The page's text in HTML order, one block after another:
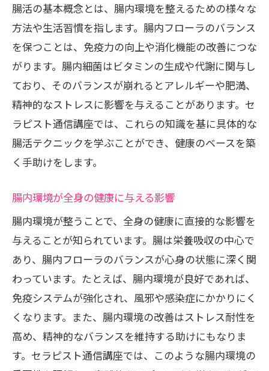
講座で使用する教材とサポート体制
現代のニーズに応えるカリキュラムの特
徴
現代人必見！セラピスト通信講座で習得する
腸活の最新テクニック
最新の腸活テクニックとその効果
科学的根拠に基づく腸活のアプローチ
セラピスト通信講座で学べる新しい実践
腸活技術の進化と現代の活用方法
受講者が身につけるスキルと知識
日常生活に応用できる最新テクニック
セラピスト通信講座を受講して得られる腸活
のメリットと効果
腸活がもたらす健康面でのメリット
美容効果としての腸活の重要性
ストレス軽減と腸内環境の関係
腸活の基本概念とは、腸内環境を整えるための様々な
方法や生活習慣を指します。腸内フローラのバランス
を保つことは、免疫力の向上や消化機能の改善につな
がります。腸内細菌はビタミンの生成や代謝に関与し
ており、そのバランスが崩れるとアレルギーや肥満、
精神的なストレスに影響を与えることがあります。セ
ラピスト通信講座では、これらの知識を基に具体的な
腸活テクニックを学ぶことができ、健康のベースを築
く手助けをします。
腸内環境が全身の健康に与える影響
腸内環境が整うことで、全身の健康に直接的な影響を
与えることが知られています。腸は栄養吸収の中心で
あり、腸内フローラのバランスが心身の状態に深く関
わっています。たとえば、腸内環境が良好であれば、
免疫システムが強化され、風邪や感染症にかかりにく
くなります。また、腸内環境の改善はストレス耐性を
高め、精神的なバランスを維持する助けにもなりま
す。セラピスト通信講座では、このような腸内環境の